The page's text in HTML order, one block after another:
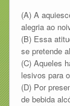
(A) A
alegria ao
(B) Essa
se pretende
(C) Aqueles
lesivos para
(D) Por
de bebida